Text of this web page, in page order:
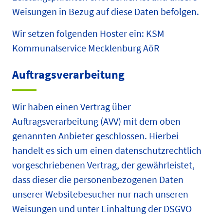
Weisungen in Bezug auf diese Daten befolgen.
Wir setzen folgenden Hoster ein: KSM
Kommunalservice Mecklenburg AöR
Auftragsverarbeitung
Wir haben einen Vertrag über
Auftragsverarbeitung (AVV) mit dem oben
genannten Anbieter geschlossen. Hierbei
handelt es sich um einen datenschutzrechtlich
vorgeschriebenen Vertrag, der gewährleistet,
dass dieser die personenbezogenen Daten
unserer Websitebesucher nur nach unseren
Weisungen und unter Einhaltung der DSGVO